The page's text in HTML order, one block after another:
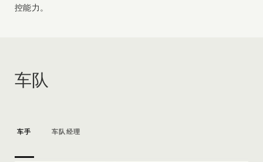
控能力。
车队
车手 车队经理